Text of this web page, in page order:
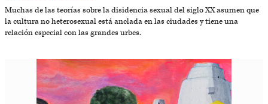
Muchas de las teorías sobre la disidencia sexual del siglo XX asumen que
la cultura no heterosexual está anclada en las ciudades y tiene una
relación especial con las grandes urbes.